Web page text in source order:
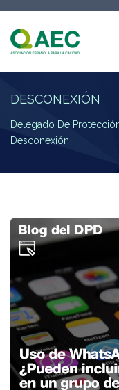
DESCONEXIÓN
Delegado De
Desconexión